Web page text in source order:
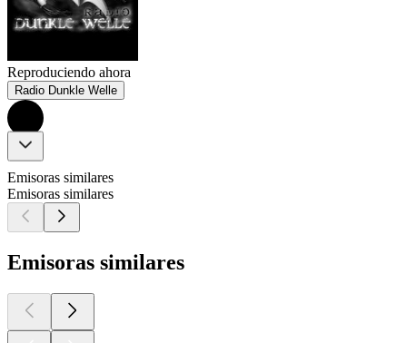
Reproduciendo ahora
Radio Dunkle Welle
Emisoras similares
Emisoras similares
Emisoras similares